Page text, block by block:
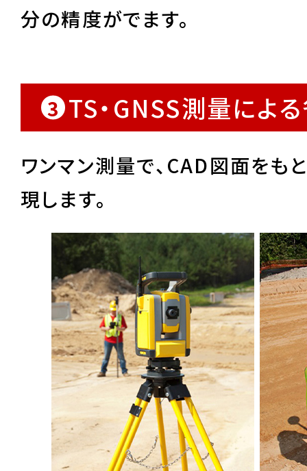
分の精度がでます。
3 TS・GNSS測量によ
ワンマン測量で、CAD図面をも
現します。